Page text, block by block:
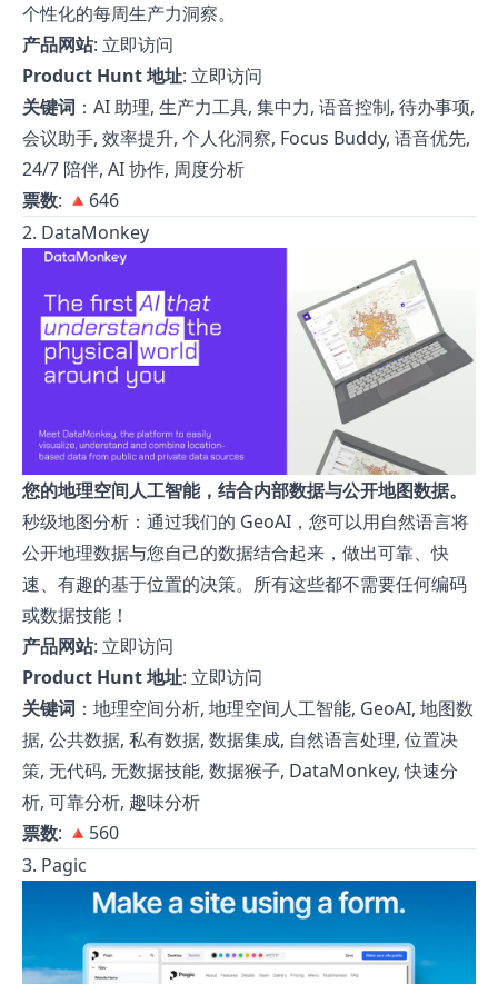
个性化的每周生产力洞察。
产品网站: 立即访问
Product Hunt 地址: 立即访问
关键词 ：AI 助理, 生产力工具, 集中力, 语音控制, 待办事项,
会议助手, 效率提升, 个人化洞察, Focus Buddy, 语音优先,
24/7 陪伴, AI 协作, 周度分析
票数: 🔺646
2. DataMonkey
您的地理空间人工智能，结合内部数据与公开地图数据。
秒级地图分析：通过我们的 GeoAI，您可以用自然语言将
公开地理数据与您自己的数据结合起来，做出可靠、快
速、有趣的基于位置的决策。所有这些都不需要任何编码
或数据技能！
产品网站: 立即访问
Product Hunt 地址: 立即访问
关键词 ：地理空间分析, 地理空间人工智能, GeoAI, 地图数
据, 公共数据, 私有数据, 数据集成, 自然语言处理, 位置决
策, 无代码, 无数据技能, 数据猴子, DataMonkey, 快速分
析, 可靠分析, 趣味分析
票数: 🔺560
3. Pagic